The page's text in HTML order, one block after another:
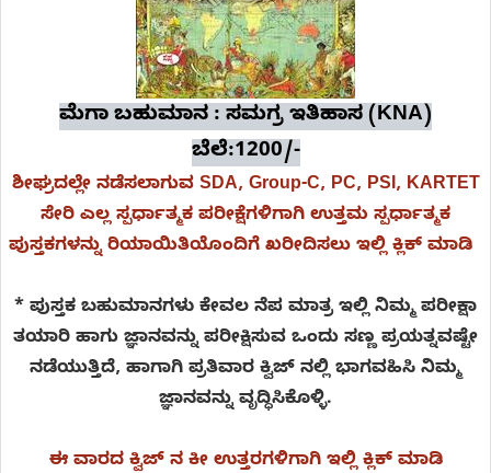
ಮೆಗಾ ಬಹುಮಾನ : ಸಮಗ್ರ ಇತಿಹಾಸ (KNA)
ಬೆಲೆ:1200/-
ಶೀಘ್ರದಲ್ಲೇ ನಡೆಸಲಾಗುವ SDA, Group-C, PC, PSI, KARTET
ಸೇರಿ ಎಲ್ಲ ಸ್ಪರ್ಧಾತ್ಮಕ ಪರೀಕ್ಷೆಗಳಿಗಾಗಿ ಉತ್ತಮ ಸ್ಪರ್ಧಾತ್ಮಕ
ಪುಸ್ತಕಗಳನ್ನು ರಿಯಾಯಿತಿಯೊಂದಿಗೆ ಖರೀದಿಸಲು ಇಲ್ಲಿ ಕ್ಲಿಕ್ ಮಾಡಿ
* ಪುಸ್ತಕ ಬಹುಮಾನಗಳು ಕೇವಲ ನೆಪ ಮಾತ್ರ ಇಲ್ಲಿ ನಿಮ್ಮ ಪರೀಕ್ಷಾ
ತಯಾರಿ ಹಾಗು ಜ್ಞಾನವನ್ನು ಪರೀಕ್ಷಿಸುವ ಒಂದು ಸಣ್ಣ ಪ್ರಯತ್ನವಷ್ಟೇ
ನಡೆಯುತ್ತಿದೆ, ಹಾಗಾಗಿ ಪ್ರತಿವಾರ ಕ್ವಿಜ್ ನಲ್ಲಿ ಭಾಗವಹಿಸಿ ನಿಮ್ಮ
ಜ್ಞಾನವನ್ನು ವೃದ್ಧಿಸಿಕೊಳ್ಳಿ.
ಈ ವಾರದ ಕ್ವಿಜ್ ನ ಕೀ ಉತ್ತರಗಳಿಗಾಗಿ ಇಲ್ಲಿ ಕ್ಲಿಕ್ ಮಾಡಿ